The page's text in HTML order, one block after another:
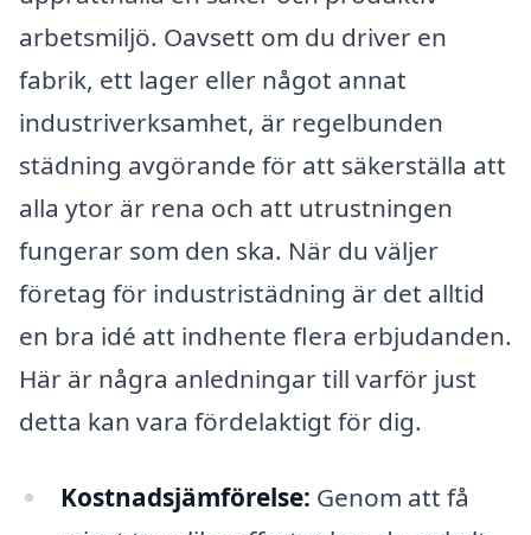
arbetsmiljö. Oavsett om du driver en
fabrik, ett lager eller något annat
industriverksamhet, är regelbunden
städning avgörande för att säkerställa att
alla ytor är rena och att utrustningen
fungerar som den ska. När du väljer
företag för industristädning är det alltid
en bra idé att indhente flera erbjudanden.
Här är några anledningar till varför just
detta kan vara fördelaktigt för dig.
Kostnadsjämförelse: Genom att få